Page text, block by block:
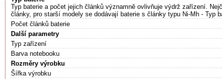
Typ baterie a počet jejich článků významně ovlivňuje výdrž zařízení.
články, pro starší modely se dodávají baterie s články typu Ni-Mh - Typ
Počet článků baterie
Další parametry
Typ zařízení
Barva notebooku
Rozměry výrobku
Šířka výrobku